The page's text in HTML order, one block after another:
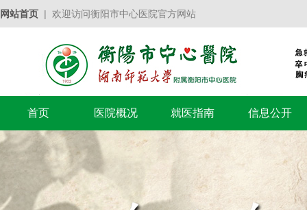
网站首页 | 欢迎访问衡阳市中心医院官方网站
首页 医院概况 就医指南 信息公开